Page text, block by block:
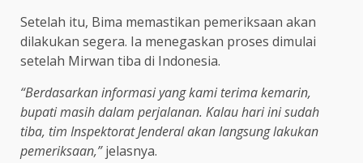
Setelah itu, Bima memastikan pemeriksaan akan
dilakukan segera. Ia menegaskan proses dimulai
setelah Mirwan tiba di Indonesia.
“Berdasarkan informasi yang kami terima kemarin,
bupati masih dalam perjalanan. Kalau hari ini sudah
tiba, tim Inspektorat Jenderal akan langsung lakukan
pemeriksaan,”jelasnya.